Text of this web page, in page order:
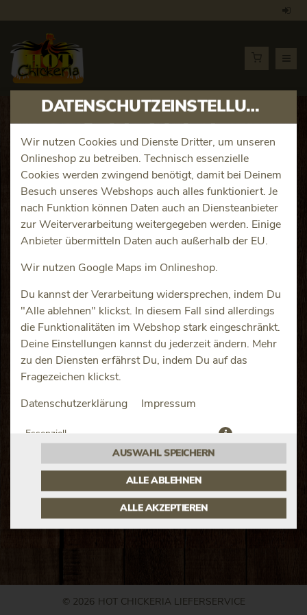
DATENSCHUTZEINSTELLUNGEN
Wir nutzen Cookies und Dienste Dritter, um unseren
Onlineshop zu betreiben. Technisch essenzielle
Cookies werden zwingend benötigt, damit bei Deinem
Besuch unseres Webshops auch alles funktioniert. Je
nach Funktion können Daten auch an Diensteanbieter
zur Weiterverarbeitung weitergegeben werden. Einige
Anbieter übermitteln Daten auch außerhalb der EU.
Wir nutzen Google Maps im Onlineshop.
Du kannst der Verarbeitung widersprechen, indem Du
"Alle ablehnen" klickst. In diesem Fall sind allerdings
die Funktionalitäten im Webshop stark eingeschränkt.
Deine Einstellungen kannst du jederzeit ändern. Mehr
zu den Diensten erfährst Du, indem Du auf das
Fragezeichen klickst.
Datenschutzerklärung Impressum
Essenziell
AUSWAHL SPEICHERN
ALLE ABLEHNEN
ALLE AKZEPTIEREN
Artikeldetails
Basis Pizza extra large
Produktinfos
© 2026 HOT CHICKERIA LIEFERSERVICE